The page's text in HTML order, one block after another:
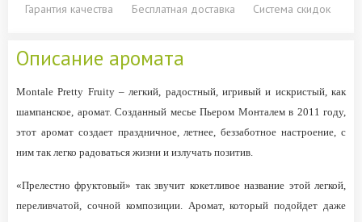
Гарантия качества Бесплатная доставка Система скидок
Описание аромата
Montale Pretty Fruity – легкий, радостный, игривый и искристый, как
шампанское, аромат. Созданный месье Пьером Монталем в 2011 году,
этот аромат создает праздничное, летнее, беззаботное настроение, с
ним так легко радоваться жизни и излучать позитив.
«Прелестно фруктовый» так звучит кокетливое название этой легкой,
переливчатой, сочной композиции. Аромат, который подойдет даже